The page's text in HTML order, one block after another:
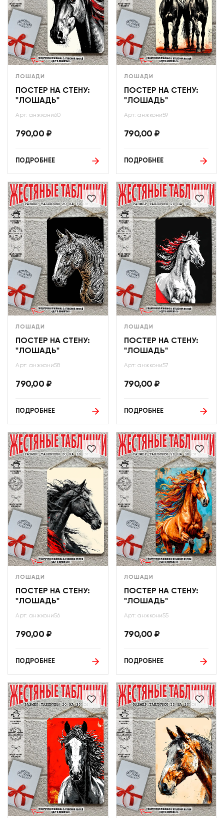
ЛОШАДИ
ПОСТЕР НА СТЕНУ:
"ЛОШАДЬ"
Арт: анжкони60
790,00 ₽
ПОДРОБНЕЕ
ЛОШАДИ
ПОСТЕР НА СТЕНУ:
"ЛОШАДЬ"
Арт: анжкони59
790,00 ₽
ПОДРОБНЕЕ
ЛОШАДИ
ПОСТЕР НА СТЕНУ:
"ЛОШАДЬ"
Арт: анжкони58
790,00 ₽
ПОДРОБНЕЕ
ЛОШАДИ
ПОСТЕР НА СТЕНУ:
"ЛОШАДЬ"
Арт: анжкони57
790,00 ₽
ПОДРОБНЕЕ
ЛОШАДИ
ПОСТЕР НА СТЕНУ:
"ЛОШАДЬ"
Арт: анжкони56
790,00 ₽
ПОДРОБНЕЕ
ЛОШАДИ
ПОСТЕР НА СТЕНУ:
"ЛОШАДЬ"
Арт: анжкони55
790,00 ₽
ПОДРОБНЕЕ